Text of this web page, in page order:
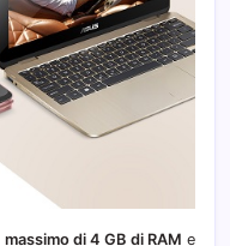
massimo di 4 GB di RAM e